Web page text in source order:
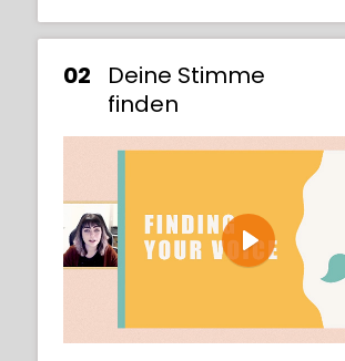
02
Deine Stimme
finden
Play